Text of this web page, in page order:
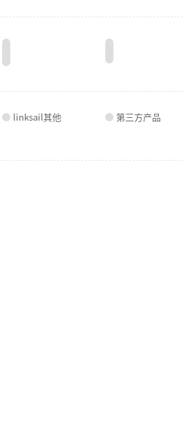
linksail其他 第三方产品